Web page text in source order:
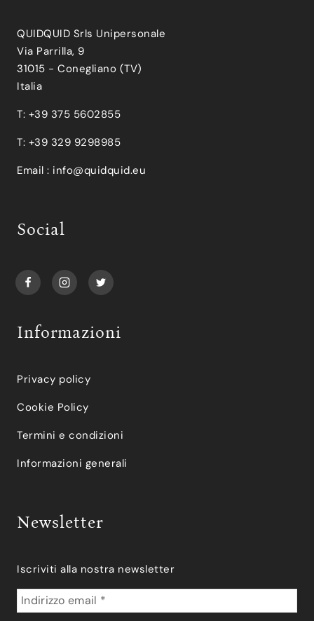
QUIDQUID Srls Unipersonale
Via Parrilla, 9
31015 - Conegliano (TV)
Italia
T: +39 375 5602855
T: +39 329 9298985
Email : info@quidquid.eu
Social
Informazioni
Privacy policy
Cookie Policy
Termini e condizioni
Informazioni generali
Newsletter
Iscriviti alla nostra newsletter